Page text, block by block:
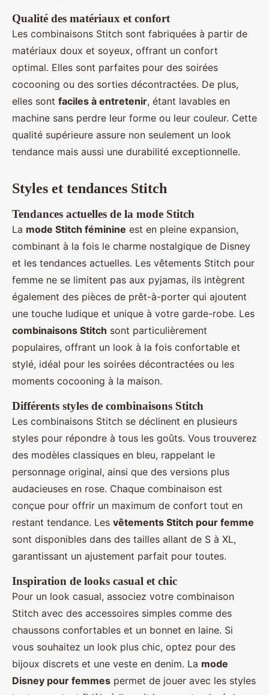
Qualité des matériaux et confort
Les combinaisons Stitch sont fabriquées à partir de
matériaux doux et soyeux, offrant un confort
optimal. Elles sont parfaites pour des soirées
cocooning ou des sorties décontractées. De plus,
elles sont faciles à entretenir, étant lavables en
machine sans perdre leur forme ou leur couleur. Cette
qualité supérieure assure non seulement un look
tendance mais aussi une durabilité exceptionnelle.
Styles et tendances Stitch
Tendances actuelles de la mode Stitch
La mode Stitch féminine est en pleine expansion,
combinant à la fois le charme nostalgique de Disney
et les tendances actuelles. Les vêtements Stitch pour
femme ne se limitent pas aux pyjamas, ils intègrent
également des pièces de prêt-à-porter qui ajoutent
une touche ludique et unique à votre garde-robe. Les
combinaisons Stitch sont particulièrement
populaires, offrant un look à la fois confortable et
stylé, idéal pour les soirées décontractées ou les
moments cocooning à la maison.
Différents styles de combinaisons Stitch
Les combinaisons Stitch se déclinent en plusieurs
styles pour répondre à tous les goûts. Vous trouverez
des modèles classiques en bleu, rappelant le
personnage original, ainsi que des versions plus
audacieuses en rose. Chaque combinaison est
conçue pour offrir un maximum de confort tout en
restant tendance. Les vêtements Stitch pour femme
sont disponibles dans des tailles allant de S à XL,
garantissant un ajustement parfait pour toutes.
Inspiration de looks casual et chic
Pour un look casual, associez votre combinaison
Stitch avec des accessoires simples comme des
chaussons confortables et un bonnet en laine. Si
vous souhaitez un look plus chic, optez pour des
bijoux discrets et une veste en denim. La mode
Disney pour femmes permet de jouer avec les styles